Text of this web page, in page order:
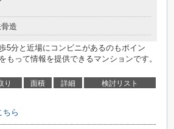
造
5分と近場にコンビニがあるのもポイン
もって情報を提供できるマンションです。
り 面積 詳細 検討リスト
ちら